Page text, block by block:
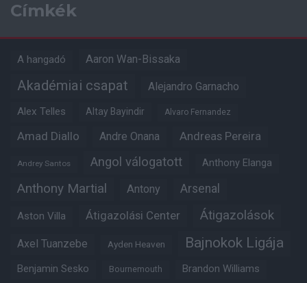
Címkék
A hangadó Aaron Wan-Bissaka
Akadémiai csapat Alejandro Garnacho
Alex Telles Altay Bayindir Alvaro Fernandez
Amad Diallo Andre Onana Andreas Pereira
Andrey Santos Angol válogatott Anthony Elanga
Anthony Martial Antony Arsenal
Aston Villa Átigazolási Center Átigazolások
Axel Tuanzebe Ayden Heaven Bajnokok Ligája
Benjamin Sesko Bournemouth Brandon Williams